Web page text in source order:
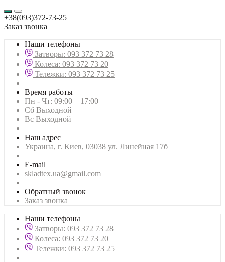
+38(093)372-73-25
Заказ звонка
Наши телефоны
Затворы: 093 372 73 28
Колеса: 093 372 73 20
Тележки: 093 372 73 25
Время работы
Пн - Чт: 09:00 – 17:00
Сб Выходной
Вс Выходной
Наш адрес
Украина, г. Киев, 03038 ул. Линейная 17б
E-mail
skladtex.ua@gmail.com
Обратный звонок
Заказ звонка
Наши телефоны
Затворы: 093 372 73 28
Колеса: 093 372 73 20
Тележки: 093 372 73 25